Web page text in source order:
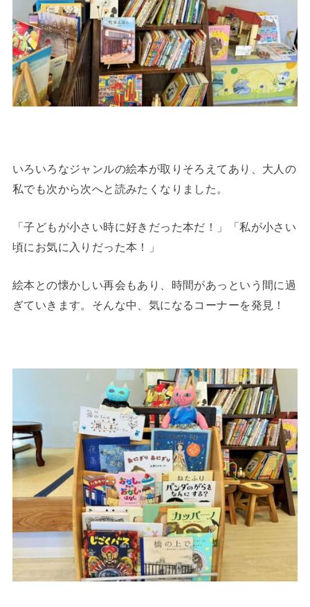
いろいろなジャンルの絵本が取りそろえてあり、大人の
私でも次から次へと読みたくなりました。
「子どもが小さい時に好きだった本だ！」「私が小さい
頃にお気に入りだった本！」
絵本との懐かしい再会もあり、時間があっという間に過
ぎていきます。そんな中、気になるコーナーを発見！